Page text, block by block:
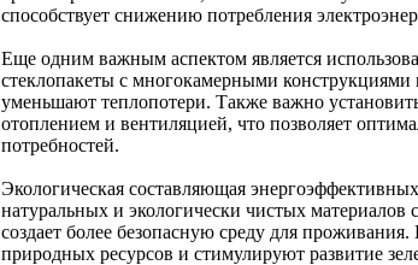
способствует снижению потребления
Еще одним важным аспектом является
стеклопакеты с многокамерными
уменьшают теплопотери. Также важно
отоплением и вентиляцией, что позволяет
потребностей.
Экологическая составляющая
натуральных и экологически чистых
создает более безопасную среду для
природных ресурсов и стимулируют развитие